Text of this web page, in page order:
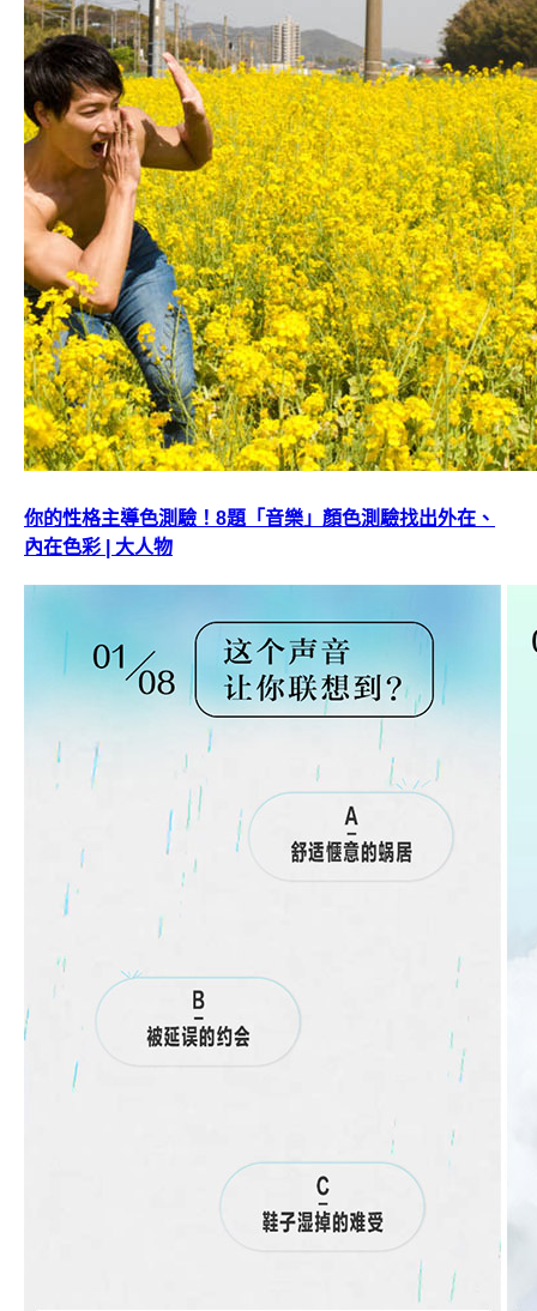
你的性格主導色測驗！8題「音樂」顏色測驗找出外在、
內在色彩 | 大人物